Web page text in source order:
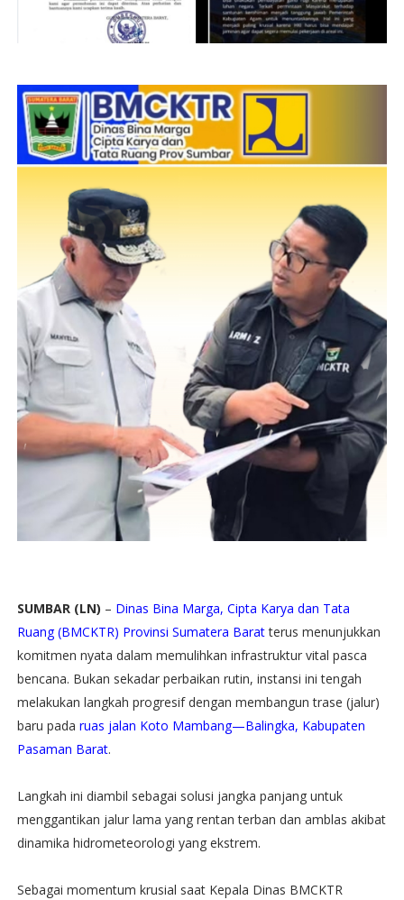
SUMBAR (LN) – Dinas Bina Marga, Cipta Karya dan Tata
Ruang (BMCKTR) Provinsi Sumatera Baratterus menunjukkan
komitmen nyata dalam memulihkan infrastruktur vital pasca
bencana. Bukan sekadar perbaikan rutin, instansi ini tengah
melakukan langkah progresif dengan membangun trase (jalur)
baru pada ruas jalan Koto Mambang—Balingka, Kabupaten
Pasaman Barat.
Langkah ini diambil sebagai solusi jangka panjang untuk
menggantikan jalur lama yang rentan terban dan amblas akibat
dinamika hidrometeorologi yang ekstrem.
Sebagai momentum krusial saat Kepala Dinas BMCKTR